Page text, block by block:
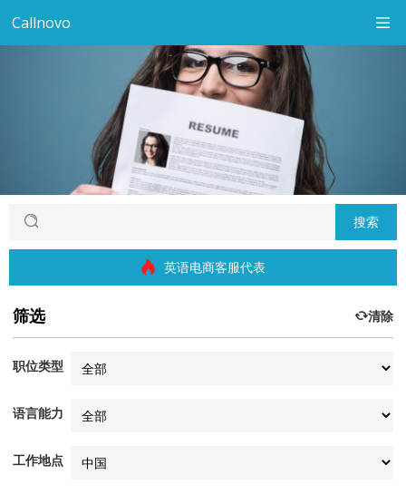
Callnovo
搜索
英语电商客服代表
筛选 清除
职位类型
语言能力
工作地点